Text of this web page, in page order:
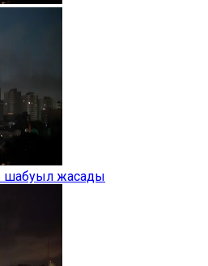
шабуыл жасады